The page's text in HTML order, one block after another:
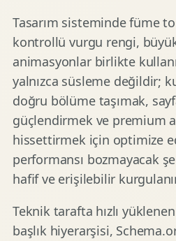
Tasarım sisteminde füme
kontrollü vurgu rengi,
animasyonlar birlikte
yalnızca süsleme değildir;
doğru bölüme taşımak,
güçlendirmek ve premium
hissettirmek için optimize
performansı bozmayacak
hafif ve erişilebilir
Teknik tarafta hızlı
başlık hiyerarşisi,